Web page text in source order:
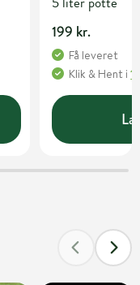
199 kr.
Få leveret
Klik & Hent i